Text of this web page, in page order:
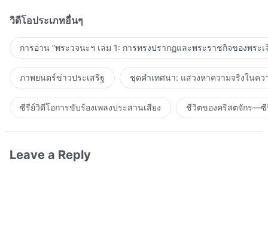
วิดีโอประเภทอื่นๆ
การอ่าน “พระวจนะฯ เล่ม 1: การทรงปรากฏและพระราชกิจของพระเ
ภาพยนตร์ข่าวประเสริฐ ชุดคำเทศนา: แสวงหาความจริงในคว
ซีรีย์วิดีโอการขับร้องเพลงประสานเสียง ชีวิตของคริสตจักร—ซี
Leave a Reply